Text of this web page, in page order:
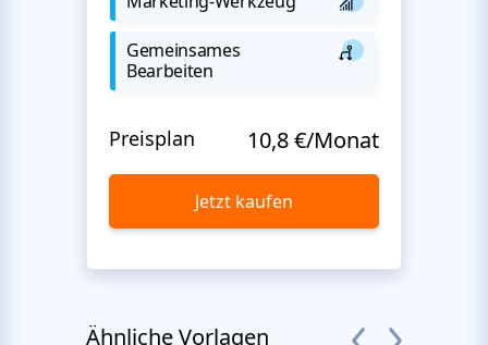
Gemeinsames
Bearbeiten
Preisplan 10,8 €/Monat
Jetzt kaufen
Ähnliche Vorlagen